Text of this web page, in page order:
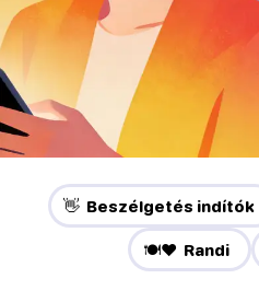
👋 Beszélgetés indítók
🍽️❤️ Randi